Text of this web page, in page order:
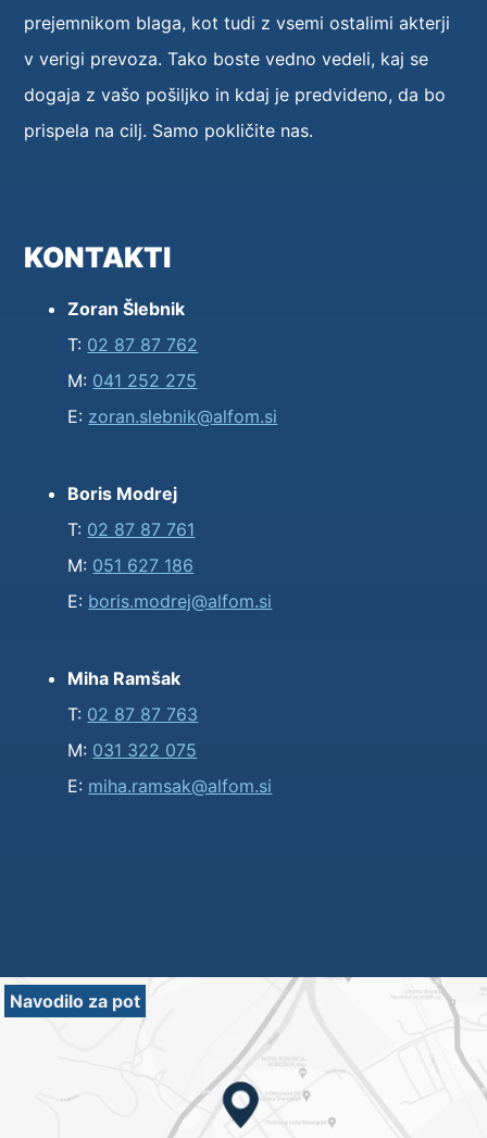
prejemnikom blaga, kot tudi z vsemi ostalimi akterji
v verigi prevoza. Tako boste vedno vedeli, kaj se
dogaja z vašo pošiljko in kdaj je predvideno, da bo
prispela na cilj. Samo pokličite nas.
KONTAKTI
Zoran Šlebnik
T: 02 87 87 762
M: 041 252 275
E: zoran.slebnik@alfom.si
Boris Modrej
T: 02 87 87 761
M: 051 627 186
E: boris.modrej@alfom.si
Miha Ramšak
T: 02 87 87 763
M: 031 322 075
E: miha.ramsak@alfom.si
Navodilo za pot